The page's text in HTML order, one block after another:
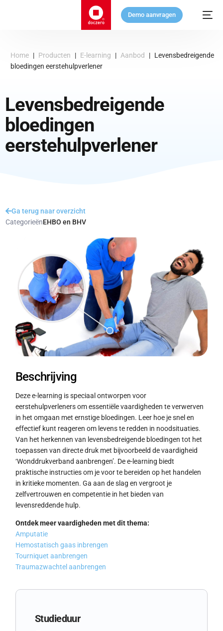
Demo aanvragen
Home | Producten | E-learning | Aanbod | Levensbedreigende
bloedingen eerstehulpverlener
Levensbedreigende
bloedingen
eerstehulpverlener
Ga terug naar overzicht
CategorieënEHBO en BHV
Beschrijving
Deze e-learning is speciaal ontworpen voor
eerstehulpverleners om essentiële vaardigheden te verwerven
in het omgaan met ernstige bloedingen. Leer hoe je snel en
effectief kunt reageren om levens te redden in noodsituaties.
Van het herkennen van levensbedreigende bloedingen tot het
toepassen van directe druk met bijvoorbeeld de vaardigheid
‘Wonddrukverband aanbrengen’. De e-learning biedt
praktische instructies om je voor te bereiden op het handelen
in kritieke momenten. Ga aan de slag en vergroot je
zelfvertrouwen en competentie in het bieden van
levensreddende hulp.
Ontdek meer vaardigheden met dit thema:
Amputatie
Hemostatisch gaas inbrengen
Tourniquet aanbrengen
Traumazwachtel aanbrengen
Studieduur